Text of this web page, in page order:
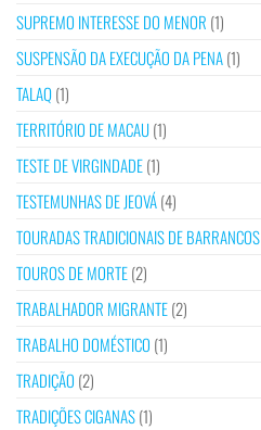
SUPREMO INTERESSE DO MENOR (1)
SUSPENSÃO DA EXECUÇÃO DA PENA(1)
TALAQ(1)
TERRITÓRIO DE MACAU(1)
TESTE DE VIRGINDADE(1)
TESTEMUNHAS DE JEOVÁ(4)
TOURADAS TRADICIONAIS DE BARRANCOS
TOUROS DE MORTE(2)
TRABALHADOR MIGRANTE(2)
TRABALHO DOMÉSTICO (1)
TRADIÇÃO (2)
TRADIÇÕES CIGANAS(1)